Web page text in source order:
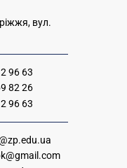
вул.
96 63
82 26
96 63